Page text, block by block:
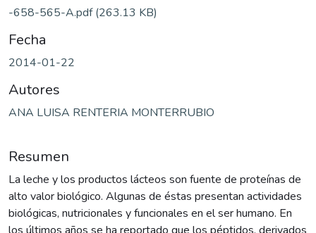
-658-565-A.pdf(263.13 KB)
Fecha
2014-01-22
Autores
ANA LUISA RENTERIA MONTERRUBIO
Resumen
La leche y los productos lácteos son fuente de proteínas de
alto valor biológico. Algunas de éstas presentan actividades
biológicas, nutricionales y funcionales en el ser humano. En